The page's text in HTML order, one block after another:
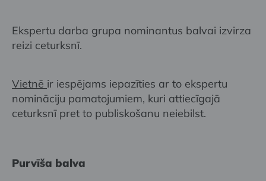
Ekspertu darba grupa nominantus balvai izvirza
reizi ceturksnī.
Vietnē ir iespējams iepazīties ar to ekspertu
nomināciju pamatojumiem, kuri attiecīgajā
ceturksnī pret to publiskošanu neiebilst.
Purvīša balva